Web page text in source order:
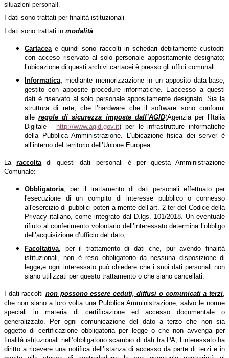
situazioni personali.
I dati sono trattati per finalità istituzionali
I dati sono trattati in modalità:
Cartacea e quindi sono raccolti in schedari debitamente custoditi
con acceso riservato al solo personale appositamente designato;
l’ubicazione di questi archivi cartacei è presso gli uffici comunali.
Informatica, mediante memorizzazione in un apposito data-base,
gestito con apposite procedure informatiche. L’accesso a questi
dati è riservato al solo personale appositamente designato. Sia la
struttura di rete, che l’hardware che il software sono conformi
alleregole di sicurezza imposte dall’AGID(Agenzia per l’Italia
Digitale - http://www.agid.gov.it) per le infrastrutture informatiche
della Pubblica Amministrazione. L’ubicazione fisica dei server è
all’interno del territorio dell’Unione Europea
Laraccolta
di questi dati personali è per questa Amministrazione
Comunale:
Obbligatoria , per il trattamento di dati personali effettuato per
l'esecuzione di un compito di interesse pubblico o connesso
all'esercizio di pubblici poteri a mente dell’art. 2-ter del Codice della
Privacy italiano, come integrato dal D.lgs. 101/2018. Un eventuale
rifiuto al conferimento volontario dell’interessato determina l’obbligo
dell’acquisizione d’ufficio del dato;
Facoltativa, per il trattamento di dati che, pur avendo finalità
istituzionali, non è reso obbligatorio da nessuna disposizione di
legge,e ogni interessato può chiedere che i suoi dati personali non
siano utilizzati per questo trattamento o che siano cancellati.
I dati raccolti non possono essere ceduti, diffusi o comunicati a terzi
che non siano a loro volta una Pubblica Amministrazione, salvo le norme
speciali in materia di certificazione ed accesso documentale o
generalizzato. Per ogni comunicazione del dato a terzo che non sia
oggetto di certificazione obbligatoria per legge o che non avvenga per
finalità istituzionali nell’obbligatorio scambio di dati tra PA, l’interessato ha
diritto a ricevere una notifica dell’istanza di accesso da parte di terzi e in